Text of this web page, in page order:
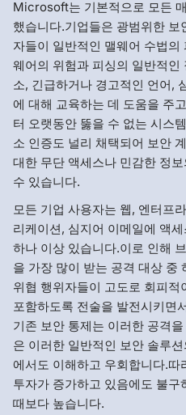
Microsoft는 기본적으로 모든
했습니다.기업들은 광범위한
자들이 일반적인 맬웨어 수법
웨어의 위험과 피싱의 일반적인
소, 긴급하거나 경고적인 언어,
에 대해 교육하는 데 도움을 주
터 오랫동안 뚫을 수 없는 시스
소 인증도 널리 채택되어 보안
대한 무단 액세스나 민감한 정
수 있습니다.
모든 기업 사용자는 웹, 엔터프
리케이션, 심지어 이메일에 액
하나 이상 있습니다.이로 인해
을 가장 많이 받는 공격 대상 중
위협 행위자들이 고도로 회피
포함하도록 전술을 발전시키면
기존 보안 통제는 이러한 공격
은 이러한 일반적인 보안 솔루
에서도 이해하고 우회합니다.
투자가 증가하고 있음에도 불
때보다 높습니다.